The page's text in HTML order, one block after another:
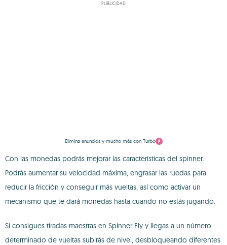
PUBLICIDAD
Elimina anuncios y mucho más con Turbo
Con las monedas podrás mejorar las características del spinner.
Podrás aumentar su velocidad máxima, engrasar las ruedas para
reducir la fricción y conseguir más vueltas, así como activar un
mecanismo que te dará monedas hasta cuando no estás jugando.
Si consigues tiradas maestras en Spinner Fly y llegas a un número
determinado de vueltas subirás de nivel, desbloqueando diferentes